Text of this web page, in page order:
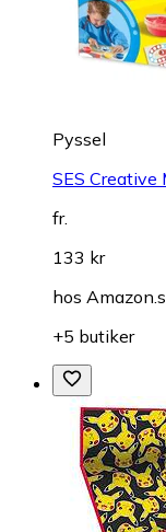
Pyssel
SES
fr.
133 kr
hos
+5 butiker